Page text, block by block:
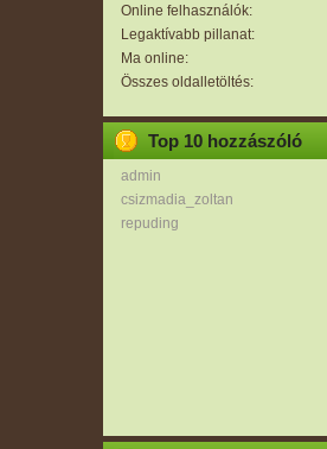
Online felhasználók:
Legaktívabb pillanat:
Ma online:
Összes oldalletöltés:
Top 10 hozzászóló
admin
csizmadia_zoltan
repuding